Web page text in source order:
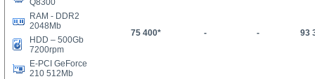
Q8300
75 400* - - 93
RAM - DDR2
2048Mb
HDD – 500Gb
7200rpm
E-PCI GeForce
210 512Mb